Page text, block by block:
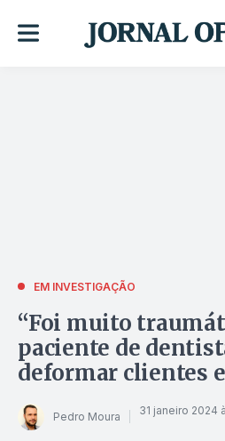
EM INVESTIGAÇÃO
“Foi muito
paciente de
deformar clientes
Pedro Moura 31 janeiro 2024